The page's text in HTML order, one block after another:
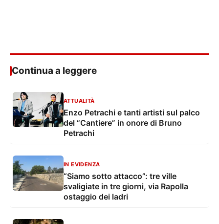
Continua a leggere
ATTUALITÀ
Enzo Petrachi e tanti artisti sul palco
del “Cantiere” in onore di Bruno
Petrachi
IN EVIDENZA
“Siamo sotto attacco”: tre ville
svaligiate in tre giorni, via Rapolla
ostaggio dei ladri